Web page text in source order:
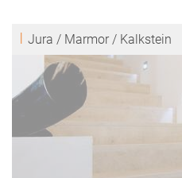
Jura / Marmor / Kalkstein